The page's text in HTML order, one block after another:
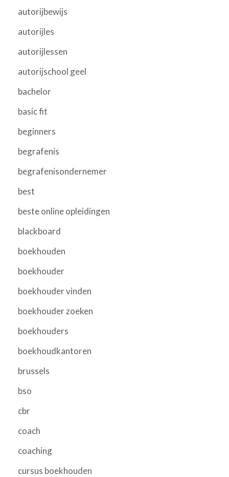
autorijbewijs
autorijles
autorijlessen
autorijschool geel
bachelor
basic fit
beginners
begrafenis
begrafenisondernemer
best
beste online opleidingen
blackboard
boekhouden
boekhouder
boekhouder vinden
boekhouder zoeken
boekhouders
boekhoudkantoren
brussels
bso
cbr
coach
coaching
cursus boekhouden